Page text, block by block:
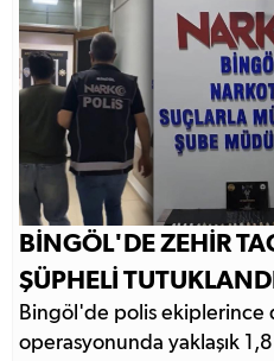
BİNGÖL'DE ZEHİR
ŞÜPHELİ TUTUKLANDI
Bingöl'de polis ekiplerince
operasyonunda yaklaşık